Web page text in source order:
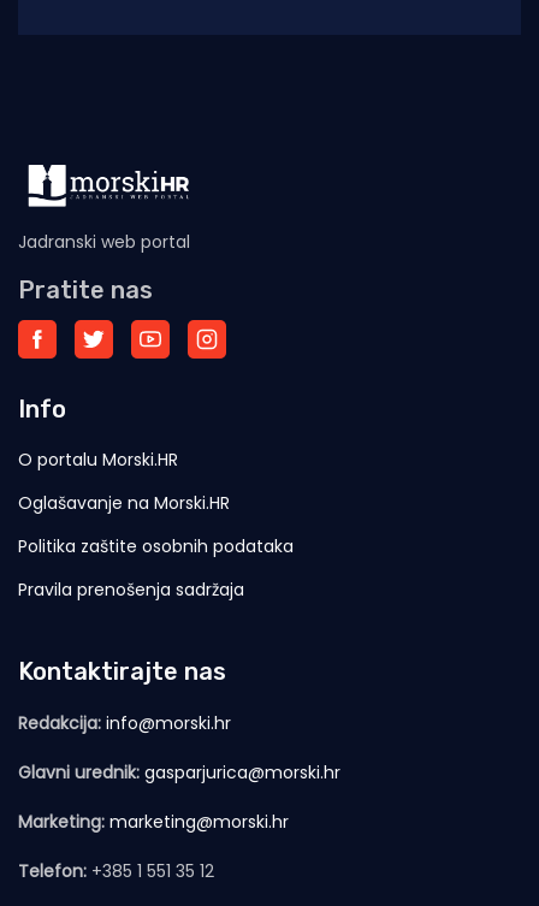
Jadranski web portal
Pratite nas
Info
O portalu Morski.HR
Oglašavanje na Morski.HR
Politika zaštite osobnih podataka
Pravila prenošenja sadržaja
Kontaktirajte nas
Redakcija: info@morski.hr
Glavni urednik: gasparjurica@morski.hr
Marketing: marketing@morski.hr
Telefon: +385 1 551 35 12